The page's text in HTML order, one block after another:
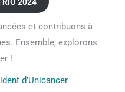
et contribuons à
Ensemble, explorons
!
d’Unicancer